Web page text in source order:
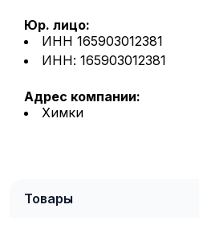
Юр. лицо:
ИНН 165903012381
ИНН: 165903012381
Адрес компании:
Химки
Товары